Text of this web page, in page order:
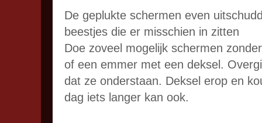
De geplukte schermen even
beestjes die er misschien in zitten
Doe zoveel mogelijk schermen
of een emmer met een deksel.
dat ze onderstaan. Deksel erop en
dag iets langer kan ook.